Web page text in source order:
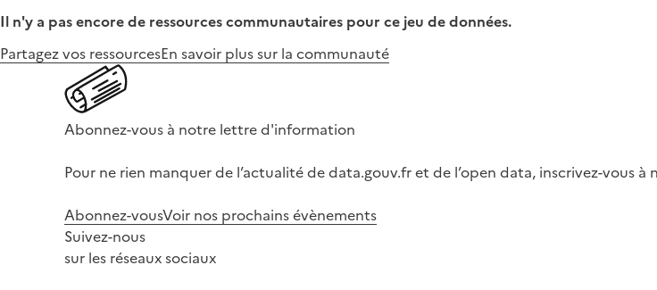
Il n'y a pas encore de ressources communautaires pour ce jeu de données.
Partagez vos ressourcesEn savoir plus sur la communauté
Abonnez-vous à notre lettre d'information
Pour ne rien manquer de l’actualité de data.gouv.fr et de l’open data, inscrivez-vous
Abonnez-vousVoir nos prochains évènements
Suivez-nous
sur les réseaux sociaux